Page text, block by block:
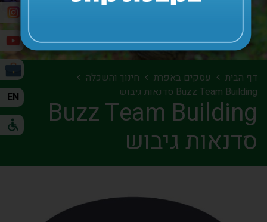
EN
דף הבית עסקים באפרת
חינוך והשכלה
Buzz Team Building סדנאות גיבוש
Buzz Team Building
סדנאות גיבוש